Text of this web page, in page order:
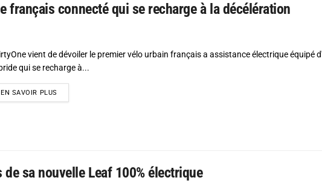
français connecté qui se recharge à la décélération
vient de dévoiler le premier vélo urbain français a assistance électrique équipé
qui se recharge à...
EN SAVOIR PLUS
sa nouvelle Leaf 100% électrique